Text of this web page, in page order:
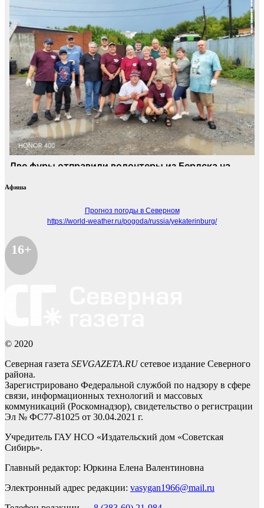
Афиша
Прогноз погоды в Северном
https://world-weather.ru/pogoda/russia/yekaterinburg/
16+
© 2020
Северная газета SEVGAZETA.RUсетевое издание Северного
района.
Зарегистрировано Федеральной службой по надзору в сфере
связи, информационных технологий и массовых
коммуникаций (Роскомнадзор), свидетельство о регистрации
Эл № ФС77-81025 от 30.04.2021 г.
Учредитель ГАУ НСО «Издательский дом «Советская
Сибирь».
Главный редактор: Юркина Елена Валентиновна
Электронный адрес редакции: vasygan1966@mail.ru